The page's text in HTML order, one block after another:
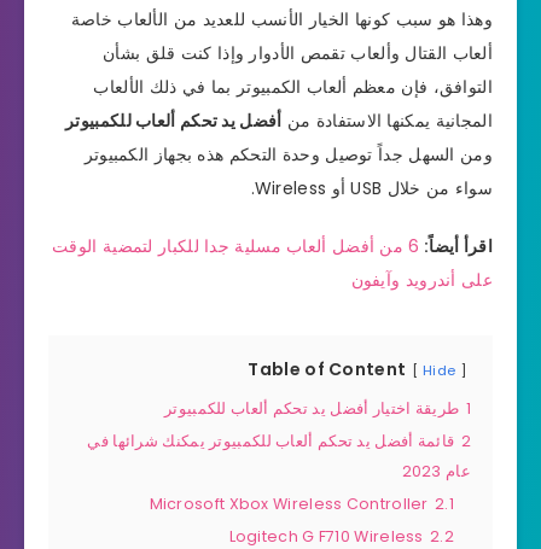
وهذا هو سبب كونها الخيار الأنسب للعديد من الألعاب خاصة
ألعاب القتال وألعاب تقمص الأدوار وإذا كنت قلق بشأن
التوافق، فإن معظم ألعاب الكمبيوتر بما في ذلك الألعاب
المجانية يمكنها الاستفادة من أفضل يد تحكم ألعاب للكمبيوتر
ومن السهل جداً توصيل وحدة التحكم هذه بجهاز الكمبيوتر
سواء من خلال USB أو Wireless.
اقرأ أيضاً:
6 من أفضل ألعاب مسلية جدا للكبار لتمضية الوقت
على أندرويد وآيفون
Table of Content Hide
1 طريقة اختيار أفضل يد تحكم ألعاب للكمبيوتر
2 قائمة أفضل يد تحكم ألعاب للكمبيوتر يمكنك شرائها في
عام 2023
2.1
Microsoft Xbox Wireless Controller
2.2
Logitech G F710 Wireless